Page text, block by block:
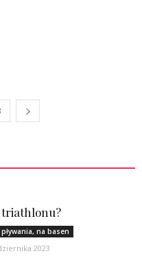
triathlonu?
na basen
2023